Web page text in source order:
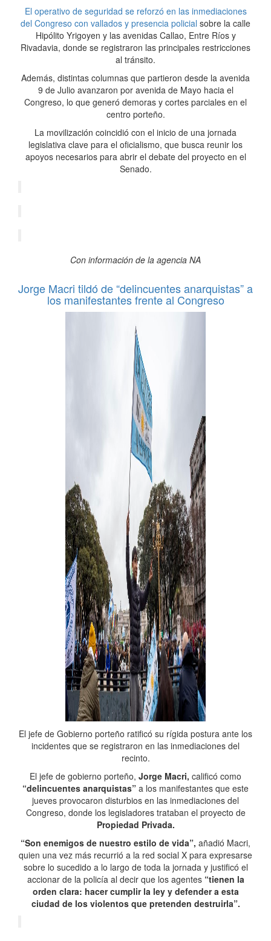
El operativo de seguridad se reforzó en las inmediaciones
del Congreso con vallados y presencia policial sobre la calle
Hipólito Yrigoyen y las avenidas Callao, Entre Ríos y
Rivadavia, donde se registraron las principales restricciones
al tránsito.
Además, distintas columnas que partieron desde la avenida
9 de Julio avanzaron por avenida de Mayo hacia el
Congreso, lo que generó demoras y cortes parciales en el
centro porteño.
La movilización coincidió con el inicio de una jornada
legislativa clave para el oficialismo, que busca reunir los
apoyos necesarios para abrir el debate del proyecto en el
Senado.
Con información de la agencia NA
Jorge Macri tildó de “delincuentes anarquistas” a
los manifestantes frente al Congreso
El jefe de Gobierno porteño ratificó su rígida postura ante los
incidentes que se registraron en las inmediaciones del
recinto.
El jefe de gobierno porteño, Jorge Macri, calificó como
“delincuentes anarquistas” a los manifestantes que este
jueves provocaron disturbios en las inmediaciones del
Congreso, donde los legisladores trataban el proyecto de
Propiedad Privada.
“Son enemigos de nuestro estilo de vida”, añadió Macri,
quien una vez más recurrió a la red social X para expresarse
sobre lo sucedido a lo largo de toda la jornada y justificó el
accionar de la policía al decir que los agentes “tienen la
orden clara: hacer cumplir la ley y defender a esta
ciudad de los violentos que pretenden destruirla”.